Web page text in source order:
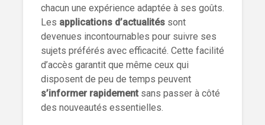
chacun une expérience adaptée à ses goûts.
Les applications d’actualités sont
devenues incontournables pour suivre ses
sujets préférés avec efficacité. Cette facilité
d’accès garantit que même ceux qui
disposent de peu de temps peuvent
s’informer rapidement sans passer à côté
des nouveautés essentielles.